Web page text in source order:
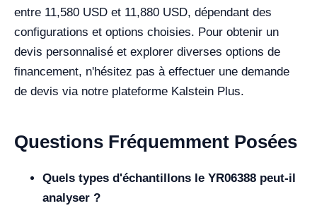
entre 11,580 USD et 11,880 USD, dépendant des
configurations et options choisies. Pour obtenir un
devis personnalisé et explorer diverses options de
financement, n'hésitez pas à effectuer une demande
de devis via notre plateforme Kalstein Plus.
Questions Fréquemment Posées
Quels types d'échantillons le YR06388 peut-il
analyser ?